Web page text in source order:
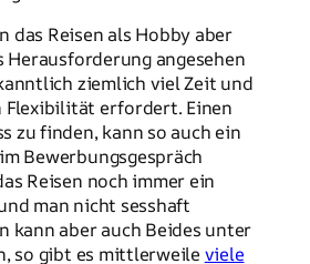
das Reisen als Hobby aber
angesehen
ziemlich viel Zeit und
Flexibilität erfordert. Einen
zu finden, kann so auch ein
Bewerbungsgespräch
Reisen noch immer ein
man nicht sesshaft
kann aber auch Beides unter
so gibt es mittlerweile viele